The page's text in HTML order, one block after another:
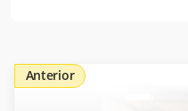
Anterior